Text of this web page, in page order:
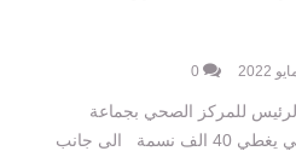
0
للمركز الصحي بجماعة
برادية ان هذا المركز الصحي يغطي 40 الف نسمة الى جانب